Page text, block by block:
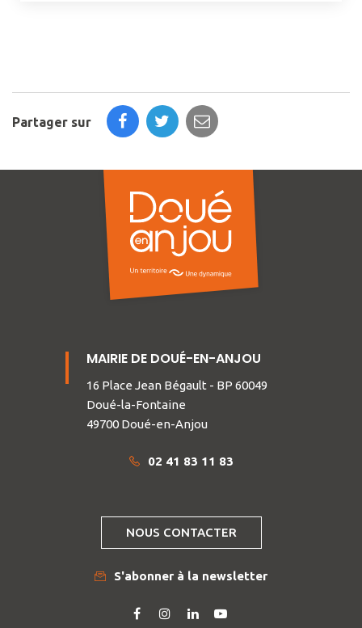
Partager sur
MAIRIE DE DOUÉ-EN-ANJOU
16 Place Jean Bégault - BP 60049
Doué-la-Fontaine
49700 Doué-en-Anjou
02 41 83 11 83
NOUS CONTACTER
S'abonner à la newsletter
Lien Lien Lien Lien